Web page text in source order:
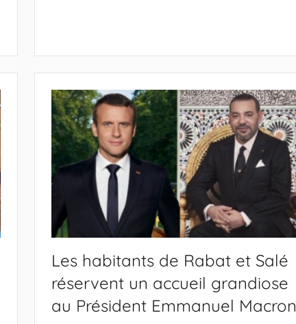
Les habitants de Rabat et Salé
réservent un accueil grandiose
au Président Emmanuel Macron